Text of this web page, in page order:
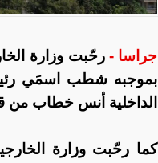
جراسا - رحّبت وزارة
بموجبه شطب اسمَي رئيس
الداخلية أنس خطاب من
كما رحّبت وزارة